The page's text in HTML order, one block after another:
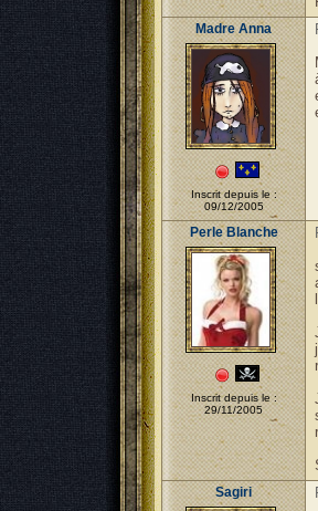
Madre Anna
Inscrit depuis le :
09/12/2005
Perle Blanche
Inscrit depuis le :
29/11/2005
Sagiri